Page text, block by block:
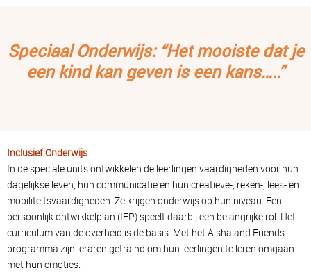
Speciaal Onderwijs: “Het mooiste dat je
een kind kan geven is een kans…..”
Inclusief Onderwijs
In de speciale units ontwikkelen de leerlingen vaardigheden voor hun
dagelijkse leven, hun communicatie en hun creatieve-, reken-, lees- en
mobiliteitsvaardigheden. Ze krijgen onderwijs op hun niveau. Een
persoonlijk ontwikkelplan (IEP) speelt daarbij een belangrijke rol. Het
curriculum van de overheid is de basis. Met het Aisha and Friends-
programma zijn leraren getraind om hun leerlingen te leren omgaan
met hun emoties.